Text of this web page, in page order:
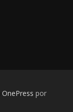
OnePress por